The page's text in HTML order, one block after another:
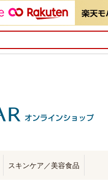
スキンケア／美容食品